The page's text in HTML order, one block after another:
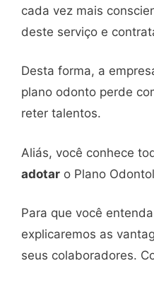
cada vez mais
deste serviço e
Desta forma, a
plano odonto perde
reter talentos.
Aliás, você conhece
adotar o Plano
Para que você
explicaremos as
seus colaboradores.